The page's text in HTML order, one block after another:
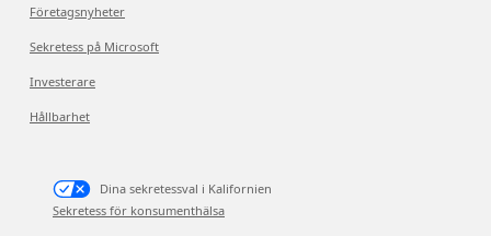
Företagsnyheter
Sekretess på Microsoft
Investerare
Hållbarhet
Dina sekretessval i Kalifornien
Sekretess för konsumenthälsa